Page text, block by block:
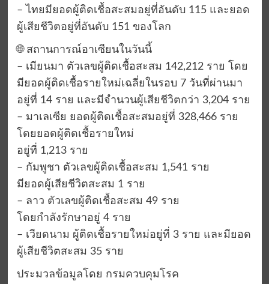
– ไทยมียอดผู้ติดเชื้อสะสมอยู่ที่อันดับ 115 และยอด
ผู้เสียชีวิตอยู่ที่อันดับ 151 ของโลก
🌐 สถานการณ์อาเซียนในวันนี้
– เมียนมา ตัวเลขผู้ติดเชื้อสะสม 142,212 ราย โดย
มียอดผู้ติดเชื้อรายใหม่เฉลี่ยในรอบ 7 วันที่ผ่านมา
อยู่ที่ 14 ราย และมีจำนวนผู้เสียชีวิตกว่า 3,204 ราย
– มาเลเซีย ยอดผู้ติดเชื้อสะสมอยู่ที่ 328,466 ราย
โดยยอดผู้ติดเชื้อรายใหม่
อยู่ที่ 1,213 ราย
– กัมพูชา ตัวเลขผู้ติดเชื้อสะสม 1,541 ราย
มียอดผู้เสียชีวิตสะสม 1 ราย
– ลาว ตัวเลขผู้ติดเชื้อสะสม 49 ราย
โดยกำลังรักษาอยู่ 4 ราย
– เวียดนาม ผู้ติดเชื้อรายใหม่อยู่ที่ 3 ราย และมียอด
ผู้เสียชีวิตสะสม 35 ราย
ประมวลข้อมูลโดย กรมควบคุมโรค